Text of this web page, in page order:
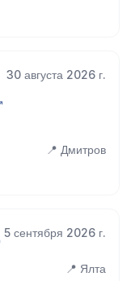
30 августа 2026 г.
📍 Дмитров
5 сентября 2026 г.
📍 Ялта